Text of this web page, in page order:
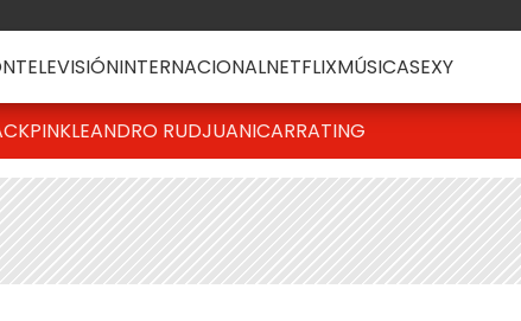
TELEVISIÓNINTERNACIONALNETFLIXMÚSICASEXY
LEANDRO RUDJUANICARRATING